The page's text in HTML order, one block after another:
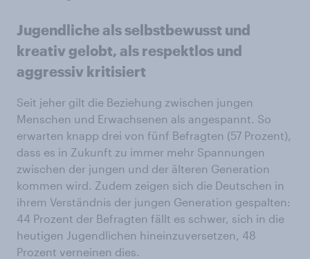
Jugendliche als selbstbewusst und
kreativ gelobt, als respektlos und
aggressiv kritisiert
Seit jeher gilt die Beziehung zwischen jungen
Menschen und Erwachsenen als angespannt. So
erwarten knapp drei von fünf Befragten (57 Prozent),
dass es in Zukunft zu immer mehr Spannungen
zwischen der jungen und der älteren Generation
kommen wird. Zudem zeigen sich die Deutschen in
ihrem Verständnis der jungen Generation gespalten:
44 Prozent der Befragten fällt es schwer, sich in die
heutigen Jugendlichen hineinzuversetzen, 48
Prozent verneinen dies.